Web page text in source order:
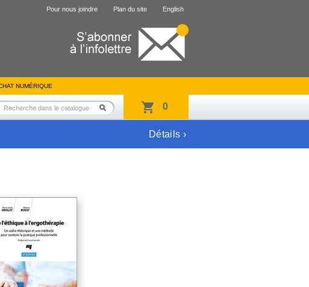
Pour nous joindre Plan du site English
NUMÉRIQUE
0
Détails ›